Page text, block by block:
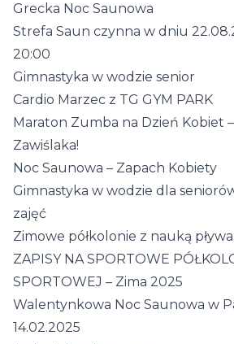
Grecka Noc Saunowa
Strefa Saun czynna w dniu
20:00
Gimnastyka w wodzie senior
Cardio Marzec z TG GYM PARK
Maraton Zumba na Dzień Kobiet
Zawiślaka!
Noc Saunowa – Zapach Kobiety
Gimnastyka w wodzie dla
zajęć
Zimowe półkolonie z nauką
ZAPISY NA SPORTOWE
SPORTOWEJ – Zima 2025
Walentynkowa Noc Saunowa w
14.02.2025